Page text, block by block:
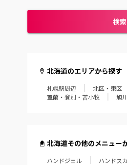
検索
北海道のエリアから探す
札幌駅周辺 北区・東区
室蘭・登別・苫小牧
旭
北海道その他のメニュー
ハンドジェル ハンドス